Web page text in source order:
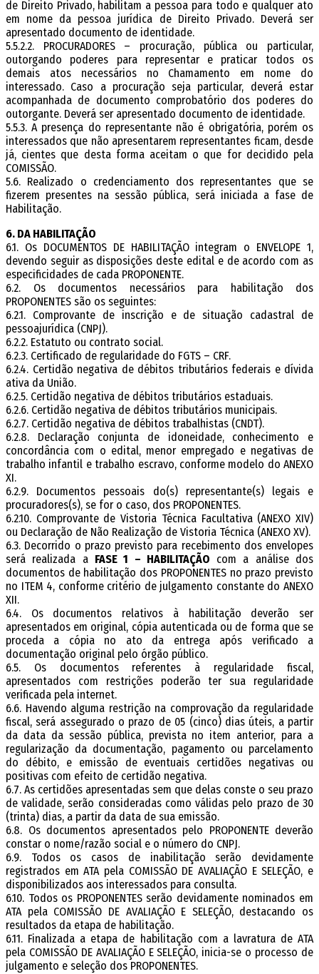
de Direito Privado, habilitam a pessoa para todo e qualquer ato
em nome da pessoa jurídica de Direito Privado. Deverá ser
apresentado documento de identidade.
5.5.2.2. PROCURADORES – procuração, pública ou particular,
outorgando poderes para representar e praticar todos os
demais atos necessários no Chamamento em nome do
interessado. Caso a procuração seja particular, deverá estar
acompanhada de documento comprobatório dos poderes do
outorgante. Deverá ser apresentado documento de identidade.
5.5.3. A presença do representante não é obrigatória, porém os
interessados que não apresentarem representantes ficam, desde
já, cientes que desta forma aceitam o que for decidido pela
COMISSÃO.
5.6. Realizado o credenciamento dos representantes que se
fizerem presentes na sessão pública, será iniciada a fase de
Habilitação.
6. DA HABILITAÇÃO
6.1. Os DOCUMENTOS DE HABILITAÇÃO integram o ENVELOPE 1,
devendo seguir as disposições deste edital e de acordo com as
especificidades de cada PROPONENTE.
6.2. Os documentos necessários para habilitação dos
PROPONENTES são os seguintes:
6.2.1. Comprovante de inscrição e de situação cadastral de
pessoajurídica (CNPJ).
6.2.2. Estatuto ou contrato social.
6.2.3. Certificado de regularidade do FGTS – CRF.
6.2.4. Certidão negativa de débitos tributários federais e dívida
ativa da União.
6.2.5. Certidão negativa de débitos tributários estaduais.
6.2.6. Certidão negativa de débitos tributários municipais.
6.2.7. Certidão negativa de débitos trabalhistas (CNDT).
6.2.8. Declaração conjunta de idoneidade, conhecimento e
concordância com o edital, menor empregado e negativas de
trabalho infantil e trabalho escravo, conforme modelo do ANEXO
XI.
6.2.9. Documentos pessoais do(s) representante(s) legais e
procuradores(s), se for o caso, dos PROPONENTES.
6.2.10. Comprovante de Vistoria Técnica Facultativa (ANEXO XIV)
ou Declaração de Não Realização de Vistoria Técnica (ANEXO XV).
6.3. Decorrido o prazo previsto para recebimento dos envelopes
será realizada a FASE 1 – HABILITAÇÃO com a análise dos
documentos de habilitação dos PROPONENTES no prazo previsto
no ITEM 4, conforme critério de julgamento constante do ANEXO
XII.
6.4. Os documentos relativos à habilitação deverão ser
apresentados em original, cópia autenticada ou de forma que se
proceda a cópia no ato da entrega após verificado a
documentação original pelo órgão público.
6.5. Os documentos referentes à regularidade fiscal,
apresentados com restrições poderão ter sua regularidade
verificada pela internet.
6.6. Havendo alguma restrição na comprovação da regularidade
fiscal, será assegurado o prazo de 05 (cinco) dias úteis, a partir
da data da sessão pública, prevista no item anterior, para a
regularização da documentação, pagamento ou parcelamento
do débito, e emissão de eventuais certidões negativas ou
positivas com efeito de certidão negativa.
6.7. As certidões apresentadas sem que delas conste o seu prazo
de validade, serão consideradas como válidas pelo prazo de 30
(trinta) dias, a partir da data de sua emissão.
6.8. Os documentos apresentados pelo PROPONENTE deverão
constar o nome/razão social e o número do CNPJ.
6.9. Todos os casos de inabilitação serão devidamente
registrados em ATA pela COMISSÃO DE AVALIAÇÃO E SELEÇÃO, e
disponibilizados aos interessados para consulta.
6.10. Todos os PROPONENTES serão devidamente nominados em
ATA pela COMISSÃO DE AVALIAÇÃO E SELEÇÃO, destacando os
resultados da etapa de habilitação.
6.11. Finalizada a etapa de habilitação com a lavratura de ATA
pela COMISSÃO DE AVALIAÇÃO E SELEÇÃO, inicia-se o processo de
julgamento e seleção dos PROPONENTES.